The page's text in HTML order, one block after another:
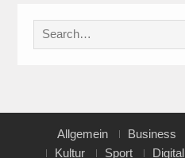
Search
for:
Allgemein Business
Kultur
Sport Digital